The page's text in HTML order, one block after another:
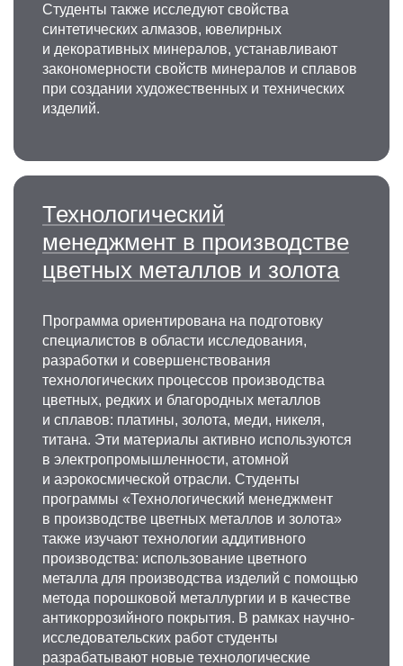
Студенты также исследуют свойства
синтетических алмазов, ювелирных
и декоративных минералов, устанавливают
закономерности свойств минералов и сплавов
при создании художественных и технических
изделий.
Технологический
менеджмент в производстве
цветных металлов и золота
Программа ориентирована на подготовку
специалистов в области исследования,
разработки и совершенствования
технологических процессов производства
цветных, редких и благородных металлов
и сплавов: платины, золота, меди, никеля,
титана. Эти материалы активно используются
в электропромышленности, атомной
и аэрокосмической отрасли. Студенты
программы «Технологический менеджмент
в производстве цветных металлов и золота»
также изучают технологии аддитивного
производства: использование цветного
металла для производства изделий с помощью
метода порошковой металлургии и в качестве
антикоррозийного покрытия. В рамках научно-
исследовательских работ студенты
разрабатывают новые технологические